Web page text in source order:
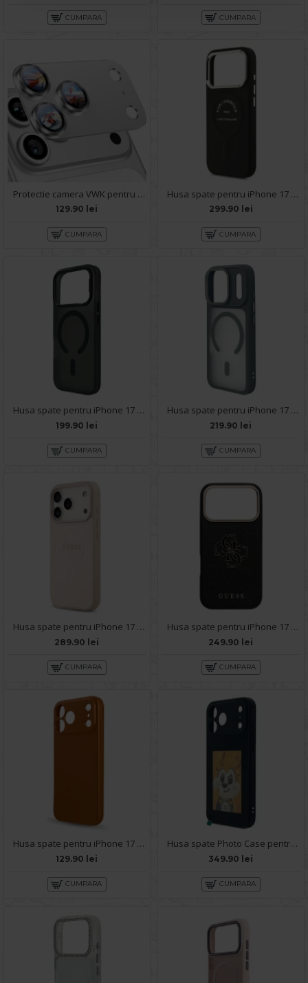
CUMPARA CUMPARA
Protectie camera VWK pentru iPhone 17 Pro Max - Silver
129.90 lei
CUMPARA
Husa spate pentru iPhone 17 Pro Max Karl Lagerfeld - Magsafe
299.90 lei
CUMPARA
Husa spate pentru iPhone 17 Pro Max Berlia Cloudy - Black
199.90 lei
CUMPARA
Husa spate pentru iPhone 17 Pro Max Berlia Matte Magsafe - Semitransparent/Gri
219.90 lei
CUMPARA
Husa spate pentru iPhone 17 Pro Max Guess Magsafe - Roz
289.90 lei
CUMPARA
Husa spate pentru iPhone 17 Pro Max Guess Metal Logo - Black
249.90 lei
CUMPARA
Husa spate pentru iPhone 17 Pro Max Silicon Case - Portocaliu
129.90 lei
CUMPARA
Husa spate Photo Case pentru iPhone 17 Pro Max - Black
349.90 lei
CUMPARA